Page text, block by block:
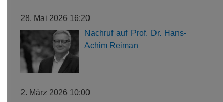
28. Mai 2026 16:20
Nachruf auf Prof. Dr. Hans-
Achim Reiman
2. März 2026 10:00